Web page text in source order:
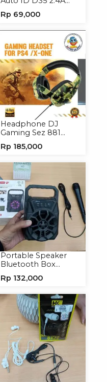
Rp 69,000
Headphone DJ
Gaming Sez 881
Headset
Rp 185,000
Portable Speaker
Bluetooth Box
Portable Wireless
Rp 132,000